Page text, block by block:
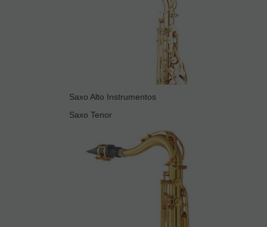
Saxo Alto Instrumentos
Saxo Tenor